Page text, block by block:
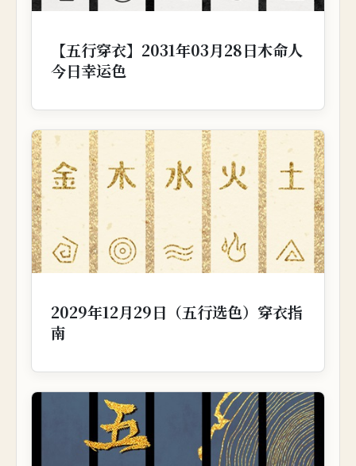
【五行穿衣】2031年03月28日木命人
今日幸运色
2029年12月29日（五行选色）穿衣指
南